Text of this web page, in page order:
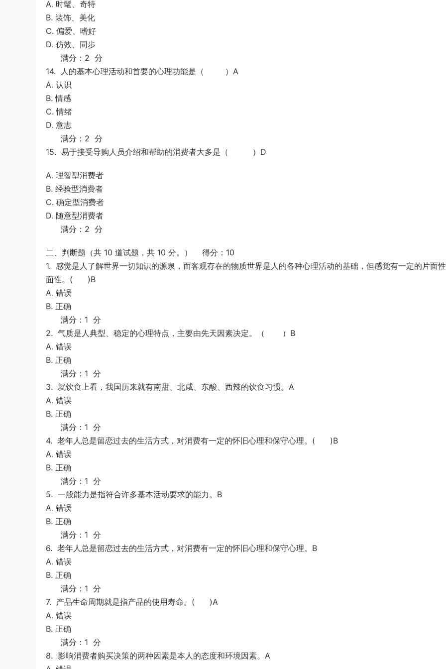
A. 时髦、奇特
B. 装饰、美化
C. 偏爱、嗜好
D. 仿效、同步
满分：2 分
14. 人的基本心理活动和首要的心理功能是（ ）A
A. 认识
B. 情感
C. 情绪
D. 意志
满分：2 分
15. 易于接受导购人员介绍和帮助的消费者大多是（ ）D
A. 理智型消费者
B. 经验型消费者
C. 确定型消费者
D. 随意型消费者
满分：2 分
二、判断题（共 10 道试题，共 10 分。） 得分：10
1. 感觉是人了解世界一切知识的源泉，而客观存在的物质世界是人的各种心理活动的基础，但感觉有一定的片面
面性。( )B
A. 错误
B. 正确
满分：1 分
2. 气质是人典型、稳定的心理特点，主要由先天因素决定。（ ）B
A. 错误
B. 正确
满分：1 分
3. 就饮食上看，我国历来就有南甜、北咸、东酸、西辣的饮食习惯。A
A. 错误
B. 正确
满分：1 分
4. 老年人总是留恋过去的生活方式，对消费有一定的怀旧心理和保守心理。( )B
A. 错误
B. 正确
满分：1 分
5. 一般能力是指符合许多基本活动要求的能力。B
A. 错误
B. 正确
满分：1 分
6. 老年人总是留恋过去的生活方式，对消费有一定的怀旧心理和保守心理。B
A. 错误
B. 正确
满分：1 分
7. 产品生命周期就是指产品的使用寿命。( )A
A. 错误
B. 正确
满分：1 分
8. 影响消费者购买决策的两种因素是本人的态度和环境因素。A